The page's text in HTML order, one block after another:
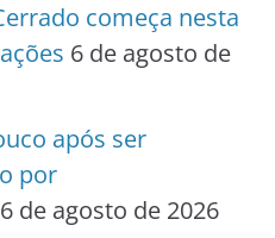
começa nesta
6 de agosto de
após ser
por
6 de agosto de 2026